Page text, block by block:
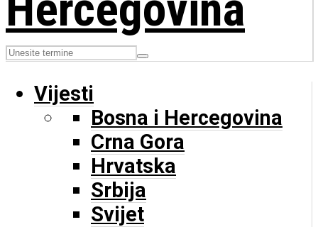
Vijesti
Bosna i Hercegovina
Crna Gora
Hrvatska
Srbija
Svijet